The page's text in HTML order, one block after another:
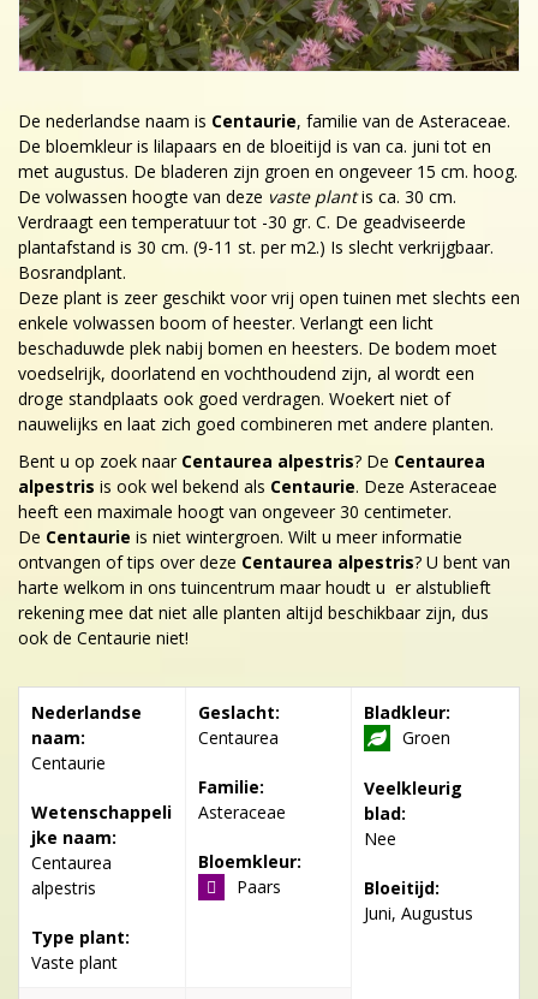
De nederlandse naam is Centaurie, familie van de Asteraceae.
De bloemkleur is lilapaars en de bloeitijd is van ca. juni tot en
met augustus. De bladeren zijn groen en ongeveer 15 cm. hoog.
De volwassen hoogte van deze vaste plantis ca. 30 cm.
Verdraagt een temperatuur tot -30 gr. C. De geadviseerde
plantafstand is 30 cm. (9-11 st. per m2.) Is slecht verkrijgbaar.
Bosrandplant.
Deze plant is zeer geschikt voor vrij open tuinen met slechts een
enkele volwassen boom of heester. Verlangt een licht
beschaduwde plek nabij bomen en heesters. De bodem moet
voedselrijk, doorlatend en vochthoudend zijn, al wordt een
droge standplaats ook goed verdragen. Woekert niet of
nauwelijks en laat zich goed combineren met andere planten.
Bent u op zoek naar Centaurea alpestris? De Centaurea
alpestris is ook wel bekend als Centaurie. Deze Asteraceae
heeft een maximale hoogt van ongeveer 30 centimeter.
De Centaurie is niet wintergroen. Wilt u meer informatie
ontvangen of tips over deze Centaurea alpestris? U bent van
harte welkom in ons tuincentrum maar houdt u er alstublieft
rekening mee dat niet alle planten altijd beschikbaar zijn, dus
ook de Centaurie niet!
Nederlandse
naam:
Centaurie
Wetenschappeli
jke naam:
Centaurea
alpestris
Type plant:
Vaste plant
Geslacht:
Centaurea
Familie:
Asteraceae
Bloemkleur:
Paars
Bladkleur:
Groen
Veelkleurig
blad:
Nee
Bloeitijd:
Juni, Augustus